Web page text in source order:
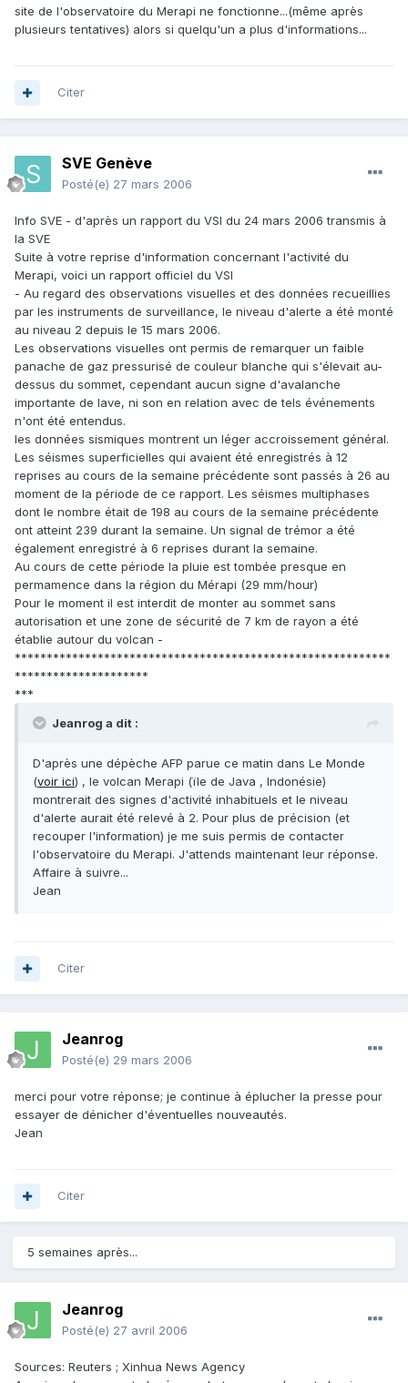
site de l'observatoire du Merapi ne fonctionne...(même après
plusieurs tentatives) alors si quelqu'un a plus d'informations...
Citer
SVE Genève
Posté(e) 27 mars 2006
Info SVE - d'après un rapport du VSI du 24 mars 2006 transmis à
la SVE
Suite à votre reprise d'information concernant l'activité du
Merapi, voici un rapport officiel du VSI
- Au regard des observations visuelles et des données recueillies
par les instruments de surveillance, le niveau d'alerte a été monté
au niveau 2 depuis le 15 mars 2006.
Les observations visuelles ont permis de remarquer un faible
panache de gaz pressurisé de couleur blanche qui s'élevait au-
dessus du sommet, cependant aucun signe d'avalanche
importante de lave, ni son en relation avec de tels événements
n'ont été entendus.
les données sismiques montrent un léger accroissement général.
Les séismes superficielles qui avaient été enregistrés à 12
reprises au cours de la semaine précédente sont passés à 26 au
moment de la période de ce rapport. Les séismes multiphases
dont le nombre était de 198 au cours de la semaine précédente
ont atteint 239 durant la semaine. Un signal de trémor a été
également enregistré à 6 reprises durant la semaine.
Au cours de cette période la pluie est tombée presque en
permamence dans la région du Mérapi (29 mm/hour)
Pour le moment il est interdit de monter au sommet sans
autorisation et une zone de sécurité de 7 km de rayon a été
établie autour du volcan -
***********************************************************
*********************
***
Jeanrog a dit :
D'après une dépèche AFP parue ce matin dans Le Monde
(voir ici) , le volcan Merapi (ïle de Java , Indonésie)
montrerait des signes d'activité inhabituels et le niveau
d'alerte aurait été relevé à 2. Pour plus de précision (et
recouper l'information) je me suis permis de contacter
l'observatoire du Merapi. J'attends maintenant leur réponse.
Affaire à suivre...
Jean
Citer
Jeanrog
Posté(e) 29 mars 2006
merci pour votre réponse; je continue à éplucher la presse pour
essayer de dénicher d'éventuelles nouveautés.
Jean
Citer
5 semaines après...
Jeanrog
Posté(e) 27 avril 2006
Sources: Reuters ; Xinhua News Agency